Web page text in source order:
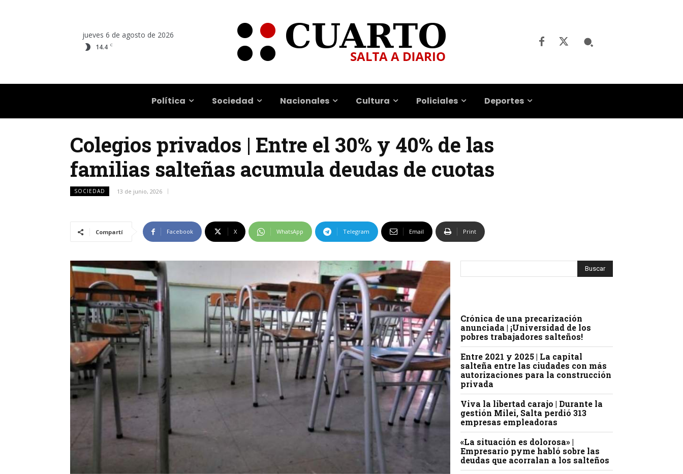
jueves 6 de agosto de 2026
14.4 C
Política Sociedad Nacionales Cultura Policiales Deportes
Colegios privados | Entre el 30% y 40% de las
familias salteñas acumula deudas de cuotas
SOCIEDAD 13 de junio, 2026
Compartí Facebook X WhatsApp Telegram Email Print
Crónica de una precarización
anunciada | ¡Universidad de los
pobres trabajadores salteños!
Entre 2021 y 2025 | La capital
salteña entre las ciudades con más
autorizaciones para la construcción
privada
Viva la libertad carajo | Durante la
gestión Milei, Salta perdió 313
empresas empleadoras
«La situación es dolorosa» |
Empresario pyme habló sobre las
deudas que acorralan a los salteños